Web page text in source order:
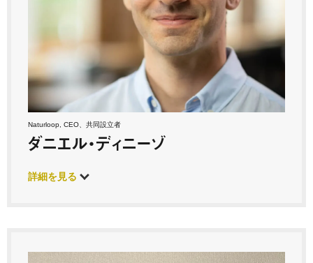
Naturloop, CEO、共同設立者
ダニエル・ディニーゾ
詳細を見る